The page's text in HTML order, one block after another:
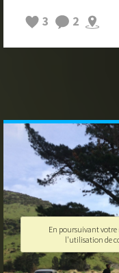
3
2
En poursuivant votre
l'utilisation de